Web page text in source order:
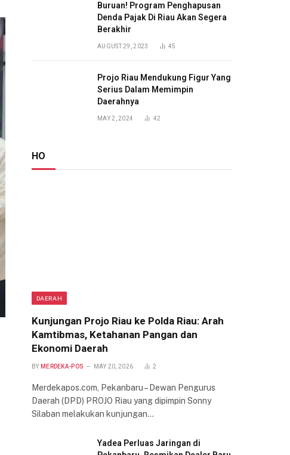
Buruan! Program Penghapusan
Denda Pajak Di Riau Akan Segera
Berakhir
AUGUST 29, 2023 45
Projo Riau Mendukung Figur Yang
Serius Dalam Memimpin
Daerahnya
MAY 2, 2024 42
HO
DAERAH
Kunjungan Projo Riau ke Polda Riau: Arah
Kamtibmas, Ketahanan Pangan dan
Ekonomi Daerah
BY MERDEKA-POS MAY 20, 2026 2
Merdekapos.com, Pekanbaru – Dewan Pengurus
Daerah (DPD) PROJO Riau yang dipimpin Sonny
Silaban melakukan kunjungan…
Yadea Perluas Jaringan di